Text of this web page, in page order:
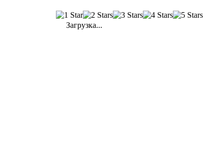
Загрузка...